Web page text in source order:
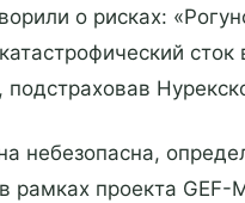
о рисках:
сток
небезопасна,
рамках проекта